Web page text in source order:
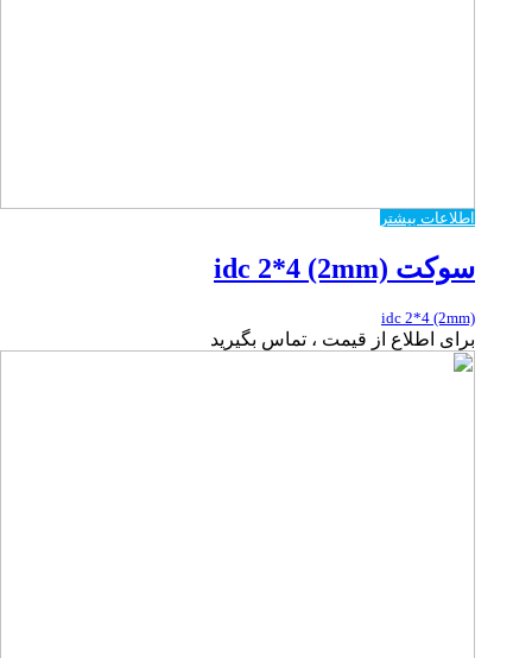
اطلاعات بیشتر
سوکت idc 2*4 (2mm)
idc 2*4 (2mm)
برای اطلاع از قیمت ، تماس بگیرید